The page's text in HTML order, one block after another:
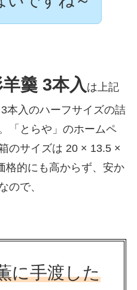
羹 3本入 は上記
本入のハーフサイズの詰
「とらや」のホームペ
のサイズは 20 × 13.5 ×
格的にも高からず、安か
ので、
に手渡した